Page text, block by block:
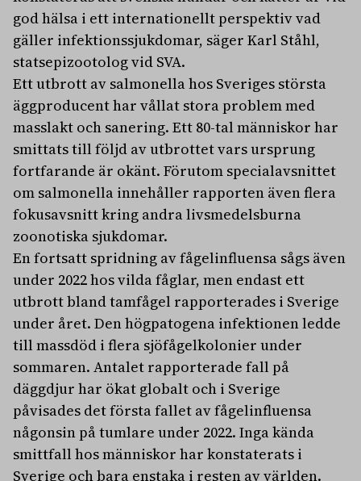
god hälsa i ett internationellt perspektiv vad
gäller infektionssjukdomar, säger Karl Ståhl,
statsepizootolog vid SVA.
Ett utbrott av salmonella hos Sveriges största
äggproducent har vållat stora problem med
masslakt och sanering. Ett 80-tal människor har
smittats till följd av utbrottet vars ursprung
fortfarande är okänt. Förutom specialavsnittet
om salmonella innehåller rapporten även flera
fokusavsnitt kring andra livsmedelsburna
zoonotiska sjukdomar.
En fortsatt spridning av fågelinfluensa sågs även
under 2022 hos vilda fåglar, men endast ett
utbrott bland tamfågel rapporterades i Sverige
under året. Den högpatogena infektionen ledde
till massdöd i flera sjöfågelkolonier under
sommaren. Antalet rapporterade fall på
däggdjur har ökat globalt och i Sverige
påvisades det första fallet av fågelinfluensa
någonsin på tumlare under 2022. Inga kända
smittfall hos människor har konstaterats i
Sverige och bara enstaka i resten av världen.